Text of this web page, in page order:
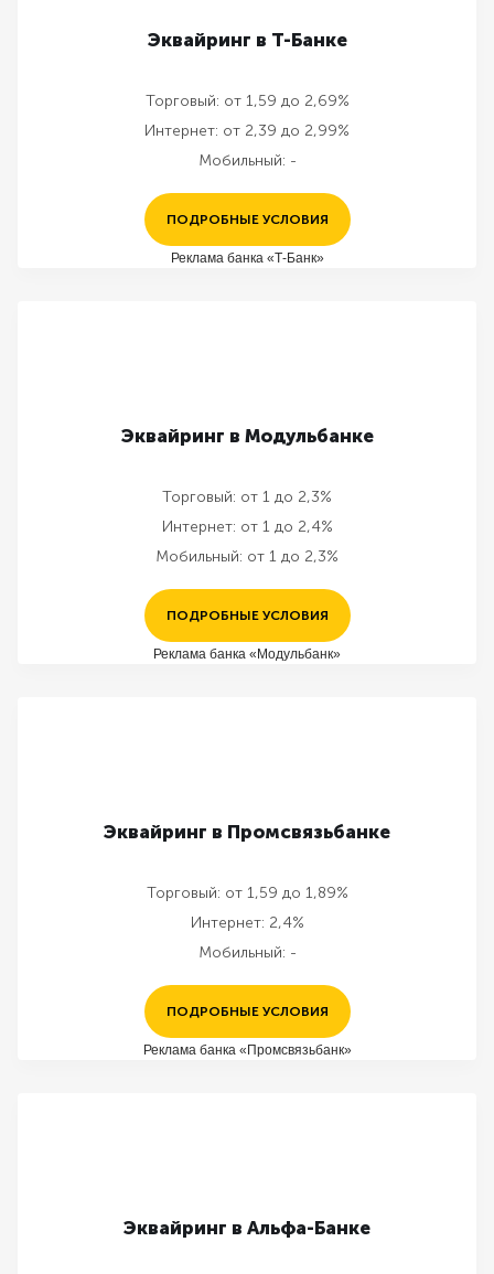
Эквайринг в Т-Банке
Торговый: от 1,59 до 2,69%
Интернет: от 2,39 до 2,99%
Мобильный: -
ПОДРОБНЫЕ УСЛОВИЯ
Реклама банка «Т-Банк»
Эквайринг в Модульбанке
Торговый: от 1 до 2,3%
Интернет: от 1 до 2,4%
Мобильный: от 1 до 2,3%
ПОДРОБНЫЕ УСЛОВИЯ
Реклама банка «Модульбанк»
Эквайринг в Промсвязьбанке
Торговый: от 1,59 до 1,89%
Интернет: 2,4%
Мобильный: -
ПОДРОБНЫЕ УСЛОВИЯ
Реклама банка «Промсвязьбанк»
Эквайринг в Альфа-Банке